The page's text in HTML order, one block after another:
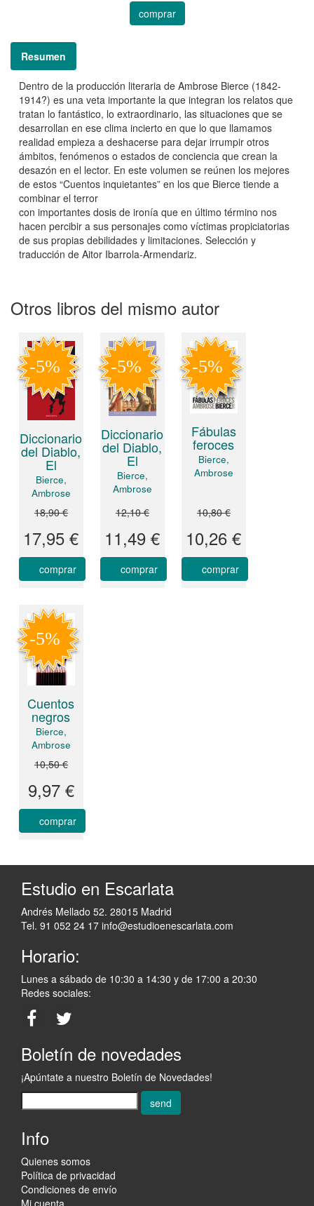
comprar
Resumen
Dentro de la producción literaria de Ambrose Bierce (1842-
1914?) es una veta importante la que integran los relatos que
tratan lo fantástico, lo extraordinario, las situaciones que se
desarrollan en ese clima incierto en que lo que llamamos
realidad empieza a deshacerse para dejar irrumpir otros
ámbitos, fenómenos o estados de conciencia que crean la
desazón en el lector. En este volumen se reúnen los mejores
de estos “Cuentos inquietantes” en los que Bierce tiende a
combinar el terror
con importantes dosis de ironía que en último término nos
hacen percibir a sus personajes como víctimas propiciatorias
de sus propias debilidades y limitaciones. Selección y
traducción de Aitor Ibarrola-Armendariz.
Otros libros del mismo autor
Diccionario
del Diablo,
El
Bierce,
Ambrose
18,90 €
17,95 €
comprar
Diccionario
del Diablo,
El
Bierce,
Ambrose
12,10 €
11,49 €
comprar
Fábulas
feroces
Bierce,
Ambrose
10,80 €
10,26 €
comprar
Cuentos
negros
Bierce,
Ambrose
10,50 €
9,97 €
comprar
Estudio en Escarlata
Andrés Mellado 52. 28015 Madrid
Tel. 91 052 24 17 info@estudioenescarlata.com
Horario:
Lunes a sábado de 10:30 a 14:30 y de 17:00 a 20:30
Redes sociales:
Boletín de novedades
¡Apúntate a nuestro Boletín de Novedades!
send
Info
Quienes somos
Política de privacidad
Condiciones de envío
Mi cuenta